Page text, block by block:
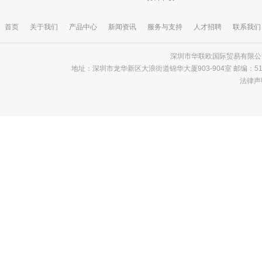
首页 关于我们 产品中心 新闻资讯 服务与支持 人才招聘 联系我们
深圳市华联欧国际贸易有限
地址：深圳市龙华新区大浪街道锦华大厦903-904室 邮编
法律